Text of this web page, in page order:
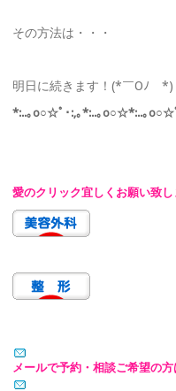
その方法は・・・
明日に続きます！(*￣Oﾉ￣*)
*:..｡o○☆ﾟ･:,｡*:..｡o○☆*:..｡o○☆
愛のクリック宜しくお願い致し
メールで予約・相談ご希望の方